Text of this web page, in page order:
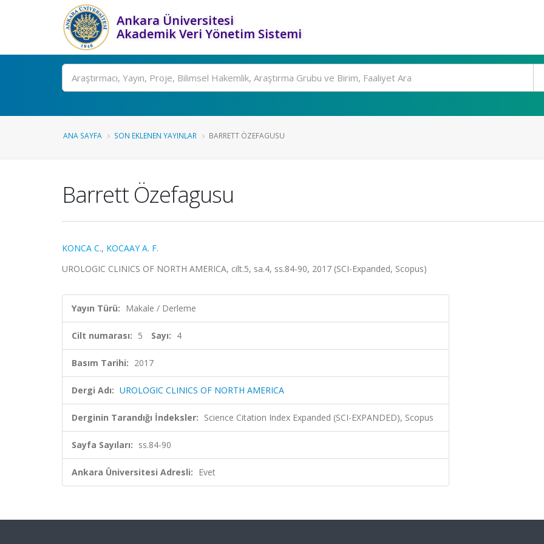
Ankara Üniversitesi
Akademik Veri Yönetim Sistemi
Ara
ANA SAYFA SON EKLENEN YAYINLAR BARRETT ÖZEFAGUSU
Barrett Özefagusu
KONCA C., KOCAAY A. F.
UROLOGIC CLINICS OF NORTH AMERICA, cilt.5, sa.4, ss.84-90, 2017 (SCI-Expanded, Scopus)
Yayın Türü: Makale / Derleme
Cilt numarası: 5 Sayı: 4
Basım Tarihi: 2017
Dergi Adı: UROLOGIC CLINICS OF NORTH AMERICA
Derginin Tarandığı İndeksler: Science Citation Index Expanded (SCI-EXPANDED), Scopus
Sayfa Sayıları: ss.84-90
Ankara Üniversitesi Adresli: Evet